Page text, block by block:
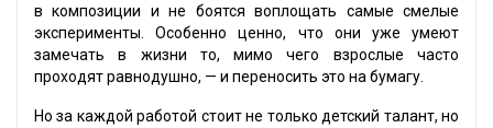
в композиции и не боятся воплощать самые смелые
эксперименты. Особенно ценно, что они уже умеют
замечать в жизни то, мимо чего взрослые часто
проходят равнодушно, — и переносить это на бумагу.
Но за каждой работой стоит не только детский талант, но